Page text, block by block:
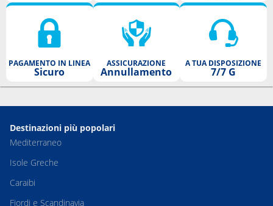
PAGAMENTO IN LINEA
Sicuro
ASSICURAZIONE
Annullamento
A TUA DISPOSIZIONE
7/7 G
Destinazioni più popolari
Mediterraneo
Isole Greche
Caraibi
Fiordi e Scandinavia